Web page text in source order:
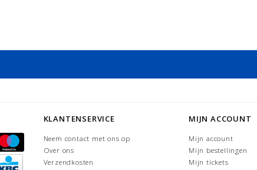
KLANTENSERVICE
Neem contact met ons op
Over ons
Verzendkosten
MIJN ACCOUNT
Mijn account
Mijn bestellingen
Mijn tickets